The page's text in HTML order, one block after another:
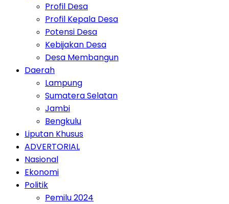
Profil Desa
Profil Kepala Desa
Potensi Desa
Kebijakan Desa
Desa Membangun
Daerah
Lampung
Sumatera Selatan
Jambi
Bengkulu
Liputan Khusus
ADVERTORIAL
Nasional
Ekonomi
Politik
Pemilu 2024